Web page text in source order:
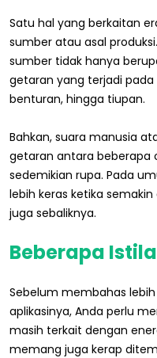
Satu hal yang berkaitan
sumber atau asal
sumber tidak hanya
getaran yang terjadi pada
benturan, hingga tiupan.
Bahkan, suara manusia
getaran antara beberapa
sedemikian rupa. Pada
lebih keras ketika
juga sebaliknya.
Beberapa
Sebelum membahas
aplikasinya, Anda perlu
masih terkait dengan
memang juga kerap